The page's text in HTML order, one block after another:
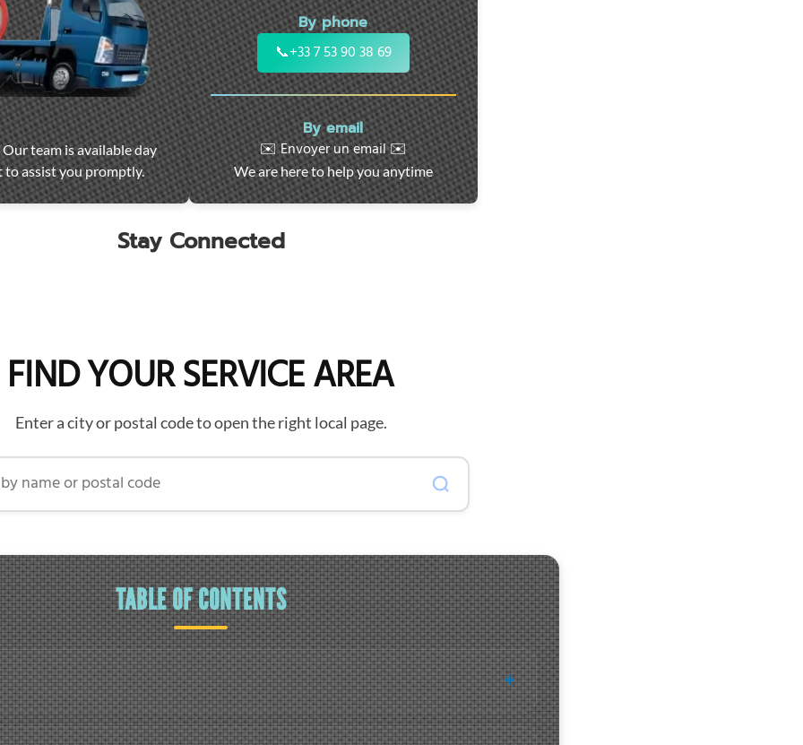
Our team is available day
to assist you promptly.
By phone
📞+33 7 53 90 38 69
By email
✉️ Envoyer un email ✉️
We are here to help you anytime
Stay Connected
FIND YOUR SERVICE AREA
Enter a city or postal code to open the right local page.
or postal code
TABLE OF CONTENTS